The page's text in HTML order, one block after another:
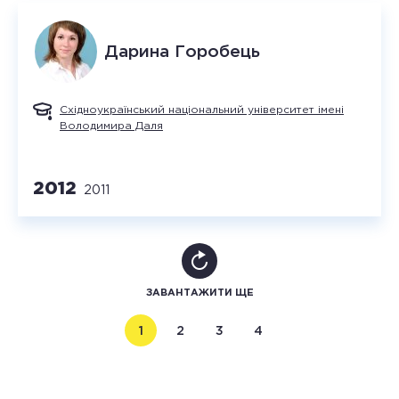
Дарина Горобець
Східноукраїнський національний університет імені
Володимира Даля
2012 2011
ЗАВАНТАЖИТИ ЩЕ
1 2 3 4